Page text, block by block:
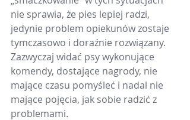
nie sprawia, że pies lepiej radzi,
jedynie problem opiekunów zostaje
tymczasowo i doraźnie rozwiązany.
Zazwyczaj widać psy wykonujące
komendy, dostające nagrody, nie
mające czasu pomyśleć i nadal nie
mające pojęcia, jak sobie radzić z
problemami.